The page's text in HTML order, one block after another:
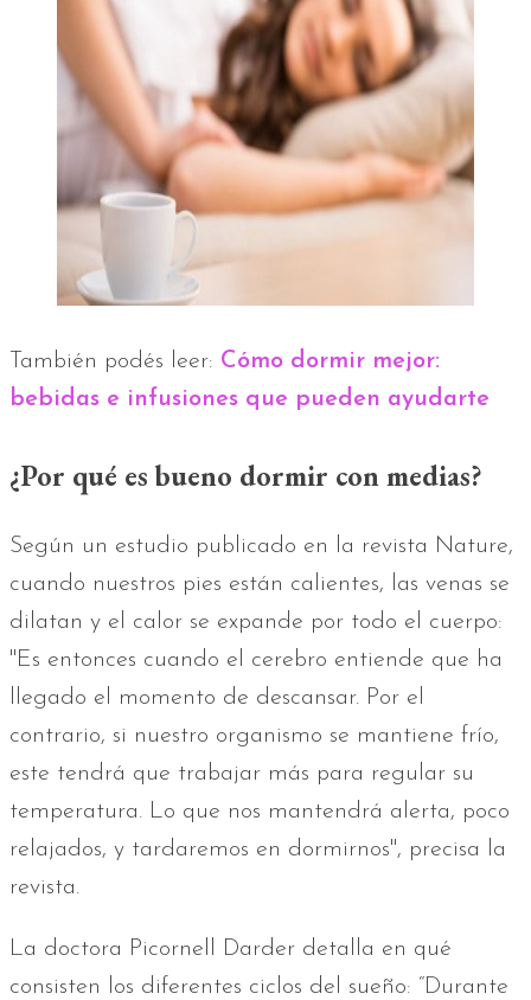
También podés leer: Cómo dormir mejor:
bebidas e infusiones que pueden ayudarte
¿Por qué es bueno dormir con medias?
Según un estudio publicado en la revista Nature,
cuando nuestros pies están calientes, las venas se
dilatan y el calor se expande por todo el cuerpo:
"Es entonces cuando el cerebro entiende que ha
llegado el momento de descansar. Por el
contrario, si nuestro organismo se mantiene frío,
este tendrá que trabajar más para regular su
temperatura. Lo que nos mantendrá alerta, poco
relajados, y tardaremos en dormirnos", precisa la
revista.
La doctora Picornell Darder detalla en qué
consisten los diferentes ciclos del sueño: “Durante